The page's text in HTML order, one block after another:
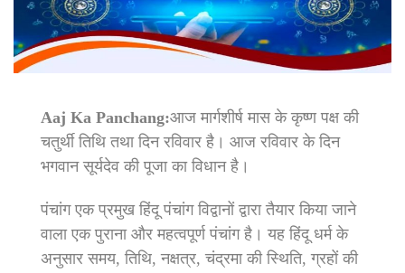
Aaj Ka Panchang:आज मार्गशीर्ष मास के कृष्ण पक्ष की
चतुर्थी तिथि तथा दिन रविवार है। आज रविवार के दिन
भगवान सूर्यदेव की पूजा का विधान है।
पंचांग एक प्रमुख हिंदू पंचांग विद्वानों द्वारा तैयार किया जाने
वाला एक पुराना और महत्वपूर्ण पंचांग है। यह हिंदू धर्म के
अनुसार समय, तिथि, नक्षत्र, चंद्रमा की स्थिति, ग्रहों की